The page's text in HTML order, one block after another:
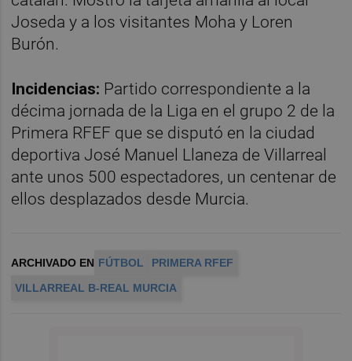
Joseda y a los visitantes Moha y Loren
Burón.
Incidencias: Partido correspondiente a la
décima jornada de la Liga en el grupo 2 de la
Primera RFEF que se disputó en la ciudad
deportiva José Manuel Llaneza de Villarreal
ante unos 500 espectadores, un centenar de
ellos desplazados desde Murcia.
ARCHIVADO EN FÚTBOL
PRIMERA RFEF
VILLARREAL B-REAL MURCIA